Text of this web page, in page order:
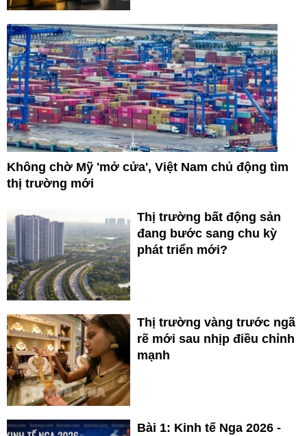
Không chờ Mỹ 'mở cửa', Việt Nam chủ động tìm
thị trường mới
Thị trường bất động sản
đang bước sang chu kỳ
phát triển mới?
Thị trường vàng trước ngã
rẽ mới sau nhịp điều chỉnh
mạnh
Bài 1: Kinh tế Nga 2026 -